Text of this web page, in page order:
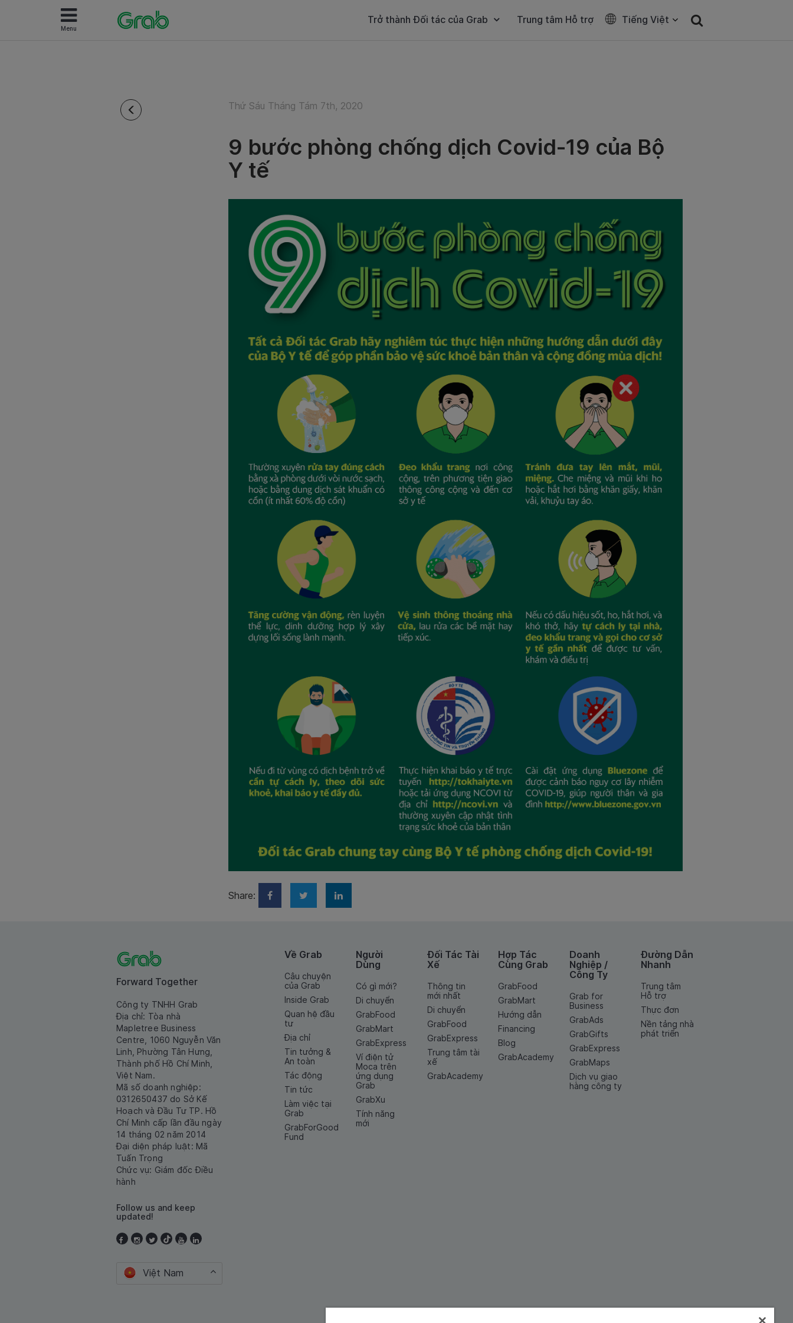
Menu
Trở thành Đối tác của Grab Trung tâm Hỗ trợ Tiếng Việt
Thứ Sáu Tháng Tám 7th, 2020
9 bước phòng chống dịch Covid-19 của Bộ
Y tế
Share:
Forward Together
Công ty TNHH Grab
Địa chỉ: Tòa nhà
Mapletree Business
Centre, 1060 Nguyễn Văn
Linh, Phường Tân Hưng,
Thành phố Hồ Chí Minh,
Việt Nam.
Mã số doanh nghiệp:
0312650437 do Sở Kế
Hoạch và Đầu Tư TP. Hồ
Chí Minh cấp lần đầu ngày
14 tháng 02 năm 2014
Đại diện pháp luật: Mã
Tuấn Trọng
Chức vụ: Giám đốc Điều
hành
Follow us and keep
updated!
Việt Nam
Về Grab
Câu chuyện
của Grab
Inside Grab
Quan hệ đầu
tư
Địa chỉ
Tin tưởng &
An toàn
Tác động
Tin tức
Làm việc tại
Grab
GrabForGood
Fund
Người
Dùng
Có gì mới?
Di chuyển
GrabFood
GrabMart
GrabExpress
Ví điện tử
Moca trên
ứng dụng
Grab
GrabXu
Tính năng
mới
Đối Tác Tài
Xế
Thông tin
mới nhất
Di chuyển
GrabFood
GrabExpress
Trung tâm tài
xế
GrabAcademy
Hợp Tác
Cùng Grab
GrabFood
GrabMart
Hướng dẫn
Financing
Blog
GrabAcademy
Doanh
Nghiệp /
Công Ty
Grab for
Business
GrabAds
GrabGifts
GrabExpress
GrabMaps
Dịch vụ giao
hàng công ty
Đường Dẫn
Nhanh
Trung tâm
Hỗ trợ
Thực đơn
Nền tảng nhà
phát triển